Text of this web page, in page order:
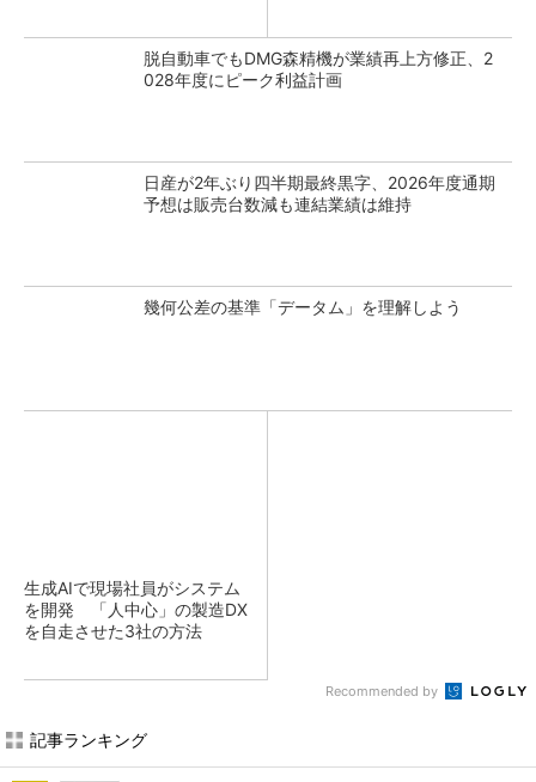
脱自動車でもDMG森精機が業績再上方修正、2
028年度にピーク利益計画
日産が2年ぶり四半期最終黒字、2026年度通期
予想は販売台数減も連結業績は維持
幾何公差の基準「データム」を理解しよう
生成AIで現場社員がシステム
を開発 「人中心」の製造DX
を自走させた3社の方法
Recommended by
記事ランキング